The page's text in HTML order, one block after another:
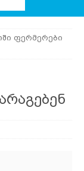
ფერმერები